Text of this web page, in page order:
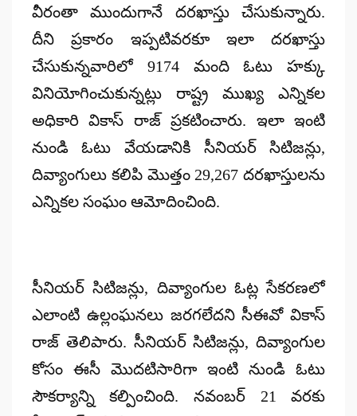
వీరంతా ముందుగానే దరఖాస్తు చేసుకున్నారు.
దీని ప్రకారం ఇప్పటివరకూ ఇలా దరఖాస్తు
చేసుకున్నవారిలో 9174 మంది ఓటు హక్కు
వినియోగించుకున్నట్లు రాష్ట్ర ముఖ్య ఎన్నికల
అధికారి వికాస్ రాజ్ ప్రకటించారు. ఇలా ఇంటి
నుండి ఓటు వేయడానికి సీనియర్ సిటిజన్లు,
దివ్యాంగులు కలిపి మొత్తం 29,267 దరఖాస్తులను
ఎన్నికల సంఘం ఆమోదించింది.
సీనియర్ సిటిజన్లు, దివ్యాంగుల ఓట్ల సేకరణలో
ఎలాంటి ఉల్లంఘనలు జరగలేదని సీఈవో వికాస్
రాజ్ తెలిపారు. సీనియర్ సిటిజన్లు, దివ్యాంగుల
కోసం ఈసీ మొదటిసారిగా ఇంటి నుండి ఓటు
సౌకర్యాన్ని కల్పించింది. నవంబర్ 21 వరకు